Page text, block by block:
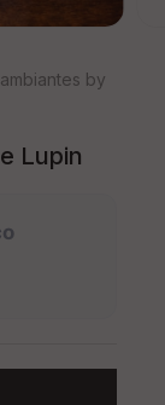
by
Lupin